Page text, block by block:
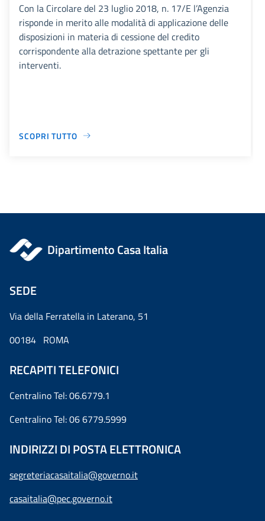
Con la Circolare del 23 luglio 2018, n. 17/E l’Agenzia
risponde in merito alle modalità di applicazione delle
disposizioni in materia di cessione del credito
corrispondente alla detrazione spettante per gli
interventi.
SCOPRI TUTTO
Dipartimento Casa Italia
SEDE
Via della Ferratella in Laterano, 51
00184 ROMA
RECAPITI TELEFONICI
Centralino Tel: 06.6779.1
Centralino Tel: 06 6779.5999
INDIRIZZI DI POSTA ELETTRONICA
segreteriacasaitalia@governo.it
casaitalia@pec.governo.it